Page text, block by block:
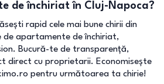
de închiriat în Cluj-Napoca?
rapid cele mai bune chirii din
apartamente de închiriat,
Bucură-te de transparență,
direct cu proprietarii. Economisește
pentru următoarea ta chirie!